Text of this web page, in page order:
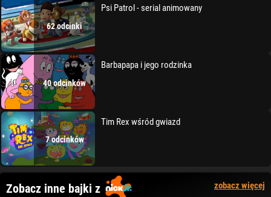
62 odcinki
Psi Patrol - serial animowany
40 odcinków
Barbapapa i jego rodzinka
7 odcinków
Tim Rex wśród gwiazd
Zobacz inne bajki z zobacz więcej